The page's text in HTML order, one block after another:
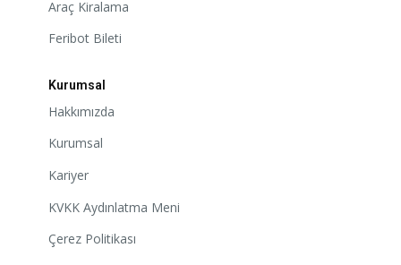
Araç Kiralama
Feribot Bileti
Kurumsal
Hakkımızda
Kurumsal
Kariyer
KVKK Aydınlatma Meni
Çerez Politikası